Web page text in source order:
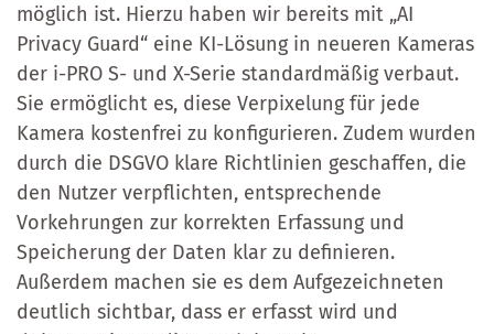
möglich ist. Hierzu haben wir bereits mit „AI
Privacy Guard“ eine KI-Lösung in neueren Kameras
der i-PRO S- und X-Serie standardmäßig verbaut.
Sie ermöglicht es, diese Verpixelung für jede
Kamera kostenfrei zu konfigurieren. Zudem wurden
durch die DSGVO klare Richtlinien geschaffen, die
den Nutzer verpflichten, entsprechende
Vorkehrungen zur korrekten Erfassung und
Speicherung der Daten klar zu definieren.
Außerdem machen sie es dem Aufgezeichneten
deutlich sichtbar, dass er erfasst wird und